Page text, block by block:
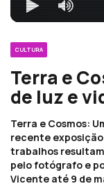
CULTURA
Terra e
de luz e
Terra e Cosmos:
recente
trabalhos
pelo fotógrafo e
Vicente até 9 de